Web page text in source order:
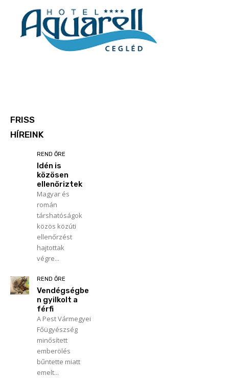
FRISS
HÍREINK
REND ŐRE
Idén is
közösen
ellenőriztek
Magyar és
román
társhatóságok
közös közúti
ellenőrzést
hajtottak
végre...
REND ŐRE
Vendégségbe
n gyilkolt a
férfi
A Pest Vármegyei
Főügyészség
minősített
emberölés
bűntette miatt
emelt...